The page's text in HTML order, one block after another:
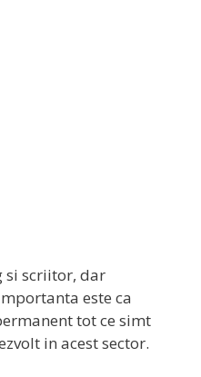
si scriitor, dar
este ca
tot ce simt
in acest sector.